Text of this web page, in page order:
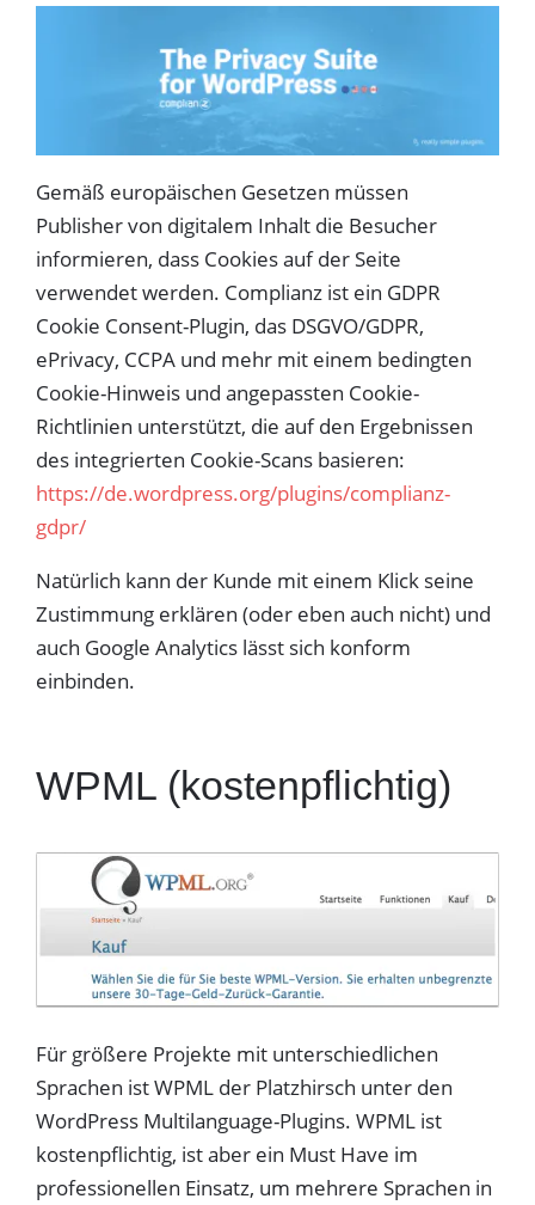
Gemäß europäischen Gesetzen müssen
Publisher von digitalem Inhalt die Besucher
informieren, dass Cookies auf der Seite
verwendet werden. Complianz ist ein GDPR
Cookie Consent-Plugin, das DSGVO/GDPR,
ePrivacy, CCPA und mehr mit einem bedingten
Cookie-Hinweis und angepassten Cookie-
Richtlinien unterstützt, die auf den Ergebnissen
des integrierten Cookie-Scans basieren:
https://de.wordpress.org/plugins/complianz-
gdpr/
Natürlich kann der Kunde mit einem Klick seine
Zustimmung erklären (oder eben auch nicht) und
auch Google Analytics lässt sich konform
einbinden.
WPML (kostenpflichtig)
Für größere Projekte mit unterschiedlichen
Sprachen ist WPML der Platzhirsch unter den
WordPress Multilanguage-Plugins. WPML ist
kostenpflichtig, ist aber ein Must Have im
professionellen Einsatz, um mehrere Sprachen in